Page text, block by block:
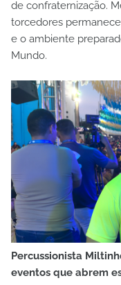
de confraternização.
torcedores
e o ambiente
Mundo.
Percussionista
eventos que abrem